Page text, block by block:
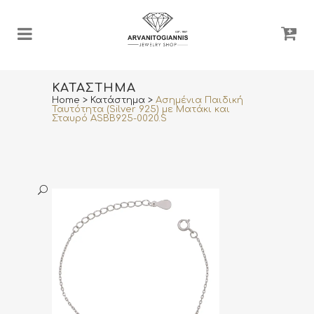
ΚΑΤΆΣΤΗΜΑ
Home > Κατάστημα > Ασημένια Παιδική
Ταυτότητα (Silver 925) με Ματάκι και
Σταυρό ASBB925-0020.S